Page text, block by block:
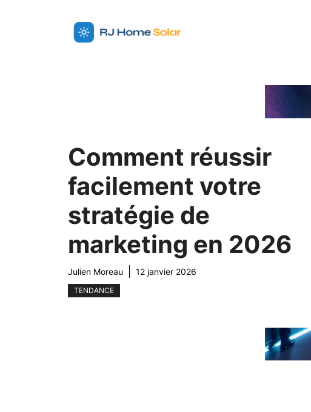
Comment réussir
facilement votre
stratégie de
marketing en 2026
Julien Moreau 12 janvier 2026
TENDANCE